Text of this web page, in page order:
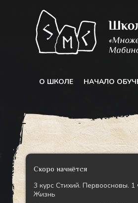
содержимому
О ШКОЛЕ НАЧАЛО
Скоро начнётся
3 курс Стихий. Первоосновы. 1
Жизнь